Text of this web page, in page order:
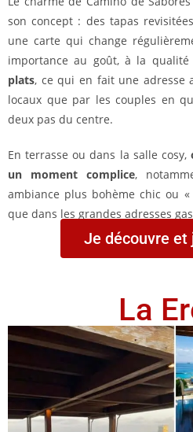
son concept : des tapas
une carte qui change
importance au goût, à la
plats, ce qui en fait une adresse
locaux que par les couples en
deux pas du centre.
En terrasse ou dans la salle cosy,
un moment complice,
ambiance plus bohème chic ou
que dans les grandes adresses
Je découvre et
La